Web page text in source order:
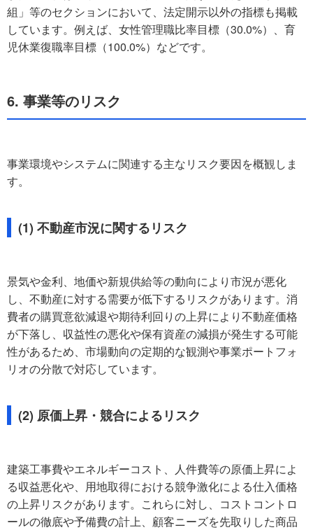
組」等のセクションにおいて、法定開示以外の指標も掲載
しています。例えば、女性管理職比率目標（30.0%）、育
児休業復職率目標（100.0%）などです。
6. 事業等のリスク
事業環境やシステムに関連する主なリスク要因を概観しま
す。
(1) 不動産市況に関するリスク
景気や金利、地価や新規供給等の動向により市況が悪化
し、不動産に対する需要が低下するリスクがあります。消
費者の購買意欲減退や期待利回りの上昇により不動産価格
が下落し、収益性の悪化や保有資産の減損が発生する可能
性があるため、市場動向の定期的な観測や事業ポートフォ
リオの分散で対応しています。
(2) 原価上昇・競合によるリスク
建築工事費やエネルギーコスト、人件費等の原価上昇によ
る収益悪化や、用地取得における競争激化による仕入価格
の上昇リスクがあります。これらに対し、コストコントロ
ールの徹底や予備費の計上、顧客ニーズを先取りした商品